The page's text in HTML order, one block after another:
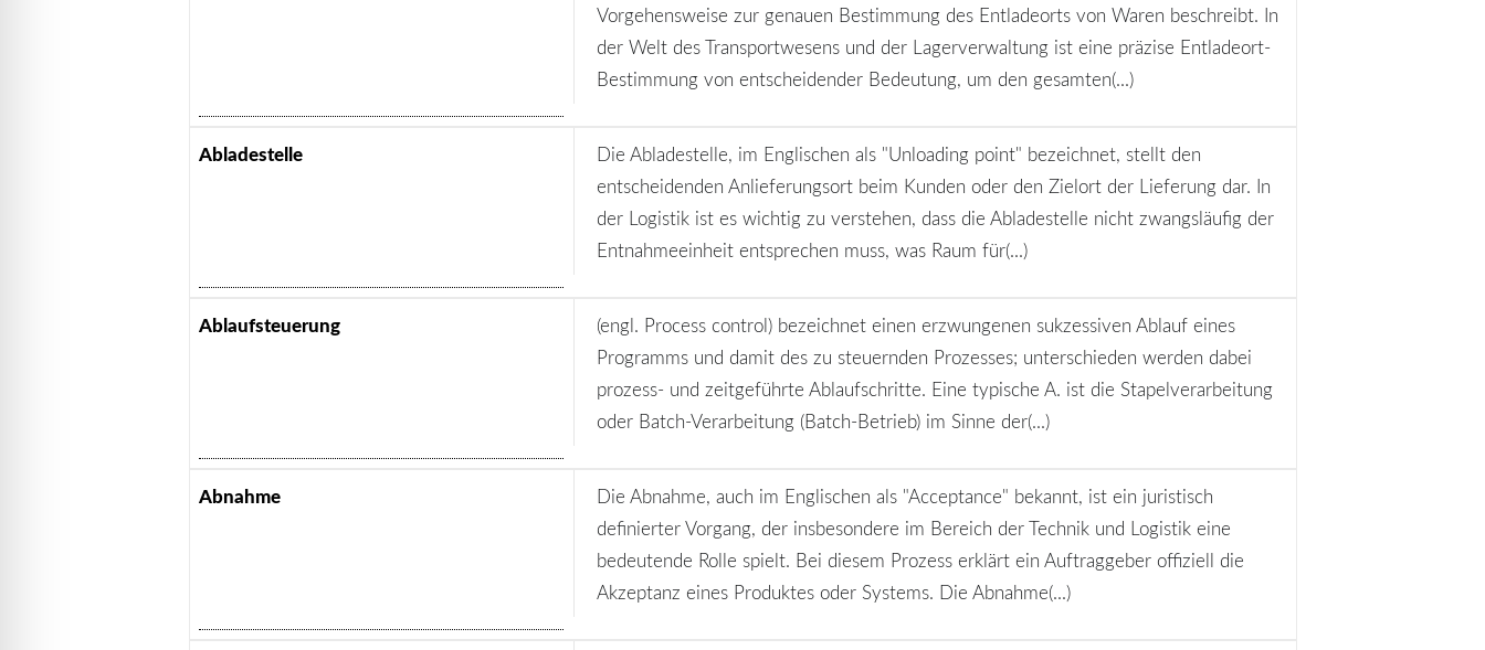
Vorgehensweise zur genauen Bestimmung des Entladeorts von Waren beschreibt. In
der Welt des Transportwesens und der Lagerverwaltung ist eine präzise Entladeort-
Bestimmung von entscheidender Bedeutung, um den gesamten(...)
Abladestelle
Die Abladestelle, im Englischen als "Unloading point" bezeichnet, stellt den
entscheidenden Anlieferungsort beim Kunden oder den Zielort der Lieferung dar. In
der Logistik ist es wichtig zu verstehen, dass die Abladestelle nicht zwangsläufig der
Entnahmeeinheit entsprechen muss, was Raum für(...)
Ablaufsteuerung
(engl. Process control) bezeichnet einen erzwungenen sukzessiven Ablauf eines
Programms und damit des zu steuernden Prozesses; unterschieden werden dabei
prozess- und zeitgeführte Ablaufschritte. Eine typische A. ist die Stapelverarbeitung
oder Batch-Verarbeitung (Batch-Betrieb) im Sinne der(...)
Abnahme
Die Abnahme, auch im Englischen als "Acceptance" bekannt, ist ein juristisch
definierter Vorgang, der insbesondere im Bereich der Technik und Logistik eine
bedeutende Rolle spielt. Bei diesem Prozess erklärt ein Auftraggeber offiziell die
Akzeptanz eines Produktes oder Systems. Die Abnahme(...)